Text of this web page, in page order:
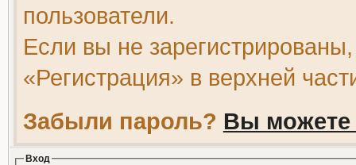
пользователи.
Если вы не
«Регистрация» в верхней
Забыли пароль? Вы можете
Вход